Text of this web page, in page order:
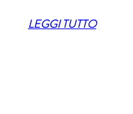
LEGGI TUTTO